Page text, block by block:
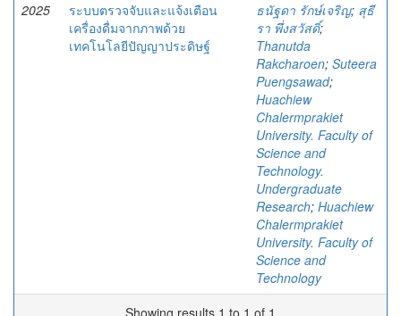
2025
ระบบตรวจจับและแจ้งเตือน
เครื่องดื่มจากภาพด้วย
เทคโนโลยีปัญญาประดิษฐ์
ธนัฐดา รักษ์เจริญ; สุธี
รา พึ่งสวัสดิ์;
Thanutda
Rakcharoen; Suteera
Puengsawad;
Huachiew
Chalermprakiet
University. Faculty of
Science and
Technology.
Undergraduate
Research; Huachiew
Chalermprakiet
University. Faculty of
Science and
Technology
Showing results 1 to 1 of 1